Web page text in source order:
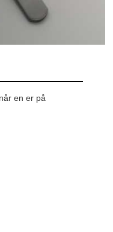
en er på